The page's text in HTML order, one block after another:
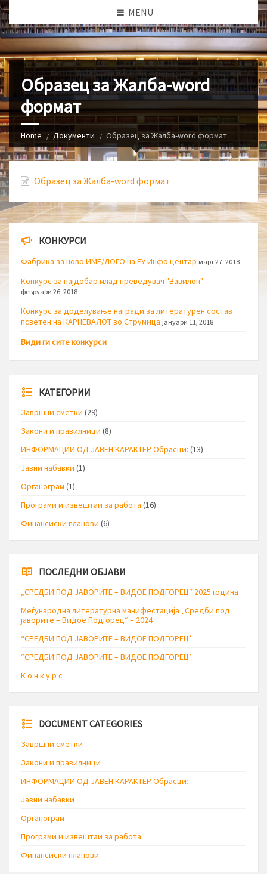
MENU
Образец за Жалба-word
формат
Home Документи Образец за Жалба-word формат
Образец за Жалба-word формат
КОНКУРСИ
Фабрика за ново ИМЕ/ЛОГО на ЕУ Инфо центар март 27, 2018
Конкурс за најдобар млад преведувач "Вавилон"
февруари 26, 2018
Конкурс за доделување награди за литературен состав
псветен на КАРНЕВАЛОТ во Струмица јануари 11, 2018
Види ги сите конкурси
КАТЕГОРИИ
Завршни сметки (29)
Закони и правилници (8)
ИНФОРМАЦИИ ОД ЈАВЕН КАРАКТЕР Обрасци: (13)
Јавни набавки (1)
Органограм (1)
Програми и извештаи за работа (16)
Финансиски планови (6)
ПОСЛЕДНИ ОБЈАВИ
„СРЕДБИ ПОД ЈАВОРИТЕ – ВИДОЕ ПОДГОРЕЦ“ 2025 година
Меѓународна литературна манифестација „Средби под
јаворите – Видое Подгорец“ – 2024
“СРЕДБИ ПОД ЈАВОРИТЕ – ВИДОЕ ПОДГОРЕЦ’
“СРЕДБИ ПОД ЈАВОРИТЕ – ВИДОЕ ПОДГОРЕЦ’
К о н к у р с
DOCUMENT CATEGORIES
Завршни сметки
Закони и правилници
ИНФОРМАЦИИ ОД ЈАВЕН КАРАКТЕР Обрасци:
Јавни набавки
Органограм
Програми и извештаи за работа
Финансиски планови